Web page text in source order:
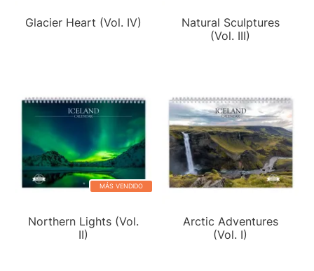
Glacier Heart (Vol. IV)
Natural Sculptures
(Vol. III)
MÁS VENDIDO
Northern Lights (Vol.
II)
Arctic Adventures
(Vol. I)